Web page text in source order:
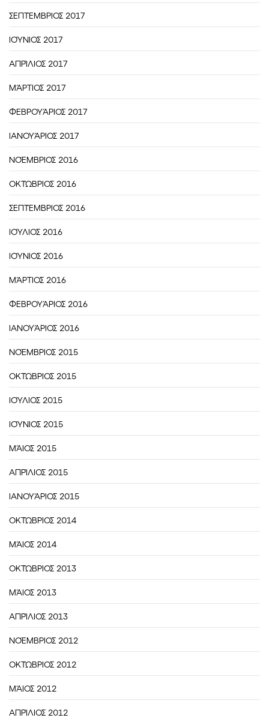
ΣΕΠΤΈΜΒΡΙΟΣ 2017
ΙΟΎΝΙΟΣ 2017
ΑΠΡΊΛΙΟΣ 2017
ΜΆΡΤΙΟΣ 2017
ΦΕΒΡΟΥΆΡΙΟΣ 2017
ΙΑΝΟΥΆΡΙΟΣ 2017
ΝΟΈΜΒΡΙΟΣ 2016
ΟΚΤΏΒΡΙΟΣ 2016
ΣΕΠΤΈΜΒΡΙΟΣ 2016
ΙΟΎΛΙΟΣ 2016
ΙΟΎΝΙΟΣ 2016
ΜΆΡΤΙΟΣ 2016
ΦΕΒΡΟΥΆΡΙΟΣ 2016
ΙΑΝΟΥΆΡΙΟΣ 2016
ΝΟΈΜΒΡΙΟΣ 2015
ΟΚΤΏΒΡΙΟΣ 2015
ΙΟΎΛΙΟΣ 2015
ΙΟΎΝΙΟΣ 2015
ΜΆΙΟΣ 2015
ΑΠΡΊΛΙΟΣ 2015
ΙΑΝΟΥΆΡΙΟΣ 2015
ΟΚΤΏΒΡΙΟΣ 2014
ΜΆΙΟΣ 2014
ΟΚΤΏΒΡΙΟΣ 2013
ΜΆΙΟΣ 2013
ΑΠΡΊΛΙΟΣ 2013
ΝΟΈΜΒΡΙΟΣ 2012
ΟΚΤΏΒΡΙΟΣ 2012
ΜΆΙΟΣ 2012
ΑΠΡΊΛΙΟΣ 2012